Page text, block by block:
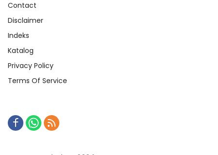
Contact
Disclaimer
Indeks
Katalog
Privacy Policy
Terms Of Service